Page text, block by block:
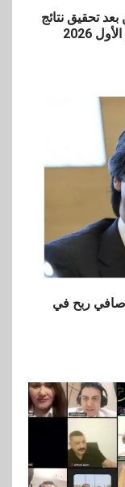
تحقيق نتائج
2026
5.6 مليار يورو صافي ربح في